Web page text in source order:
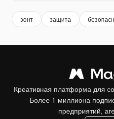
зонт защита
Креативная платформа для
Более 1 миллиона
предприятий,